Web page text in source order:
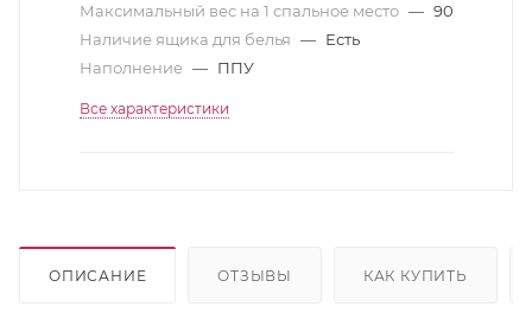
Максимальный вес на 1 спальное место — 90
Наличие ящика для белья — Есть
Наполнение — ППУ
Все характеристики
ОПИСАНИЕ ОТЗЫВЫ КАК КУПИТЬ